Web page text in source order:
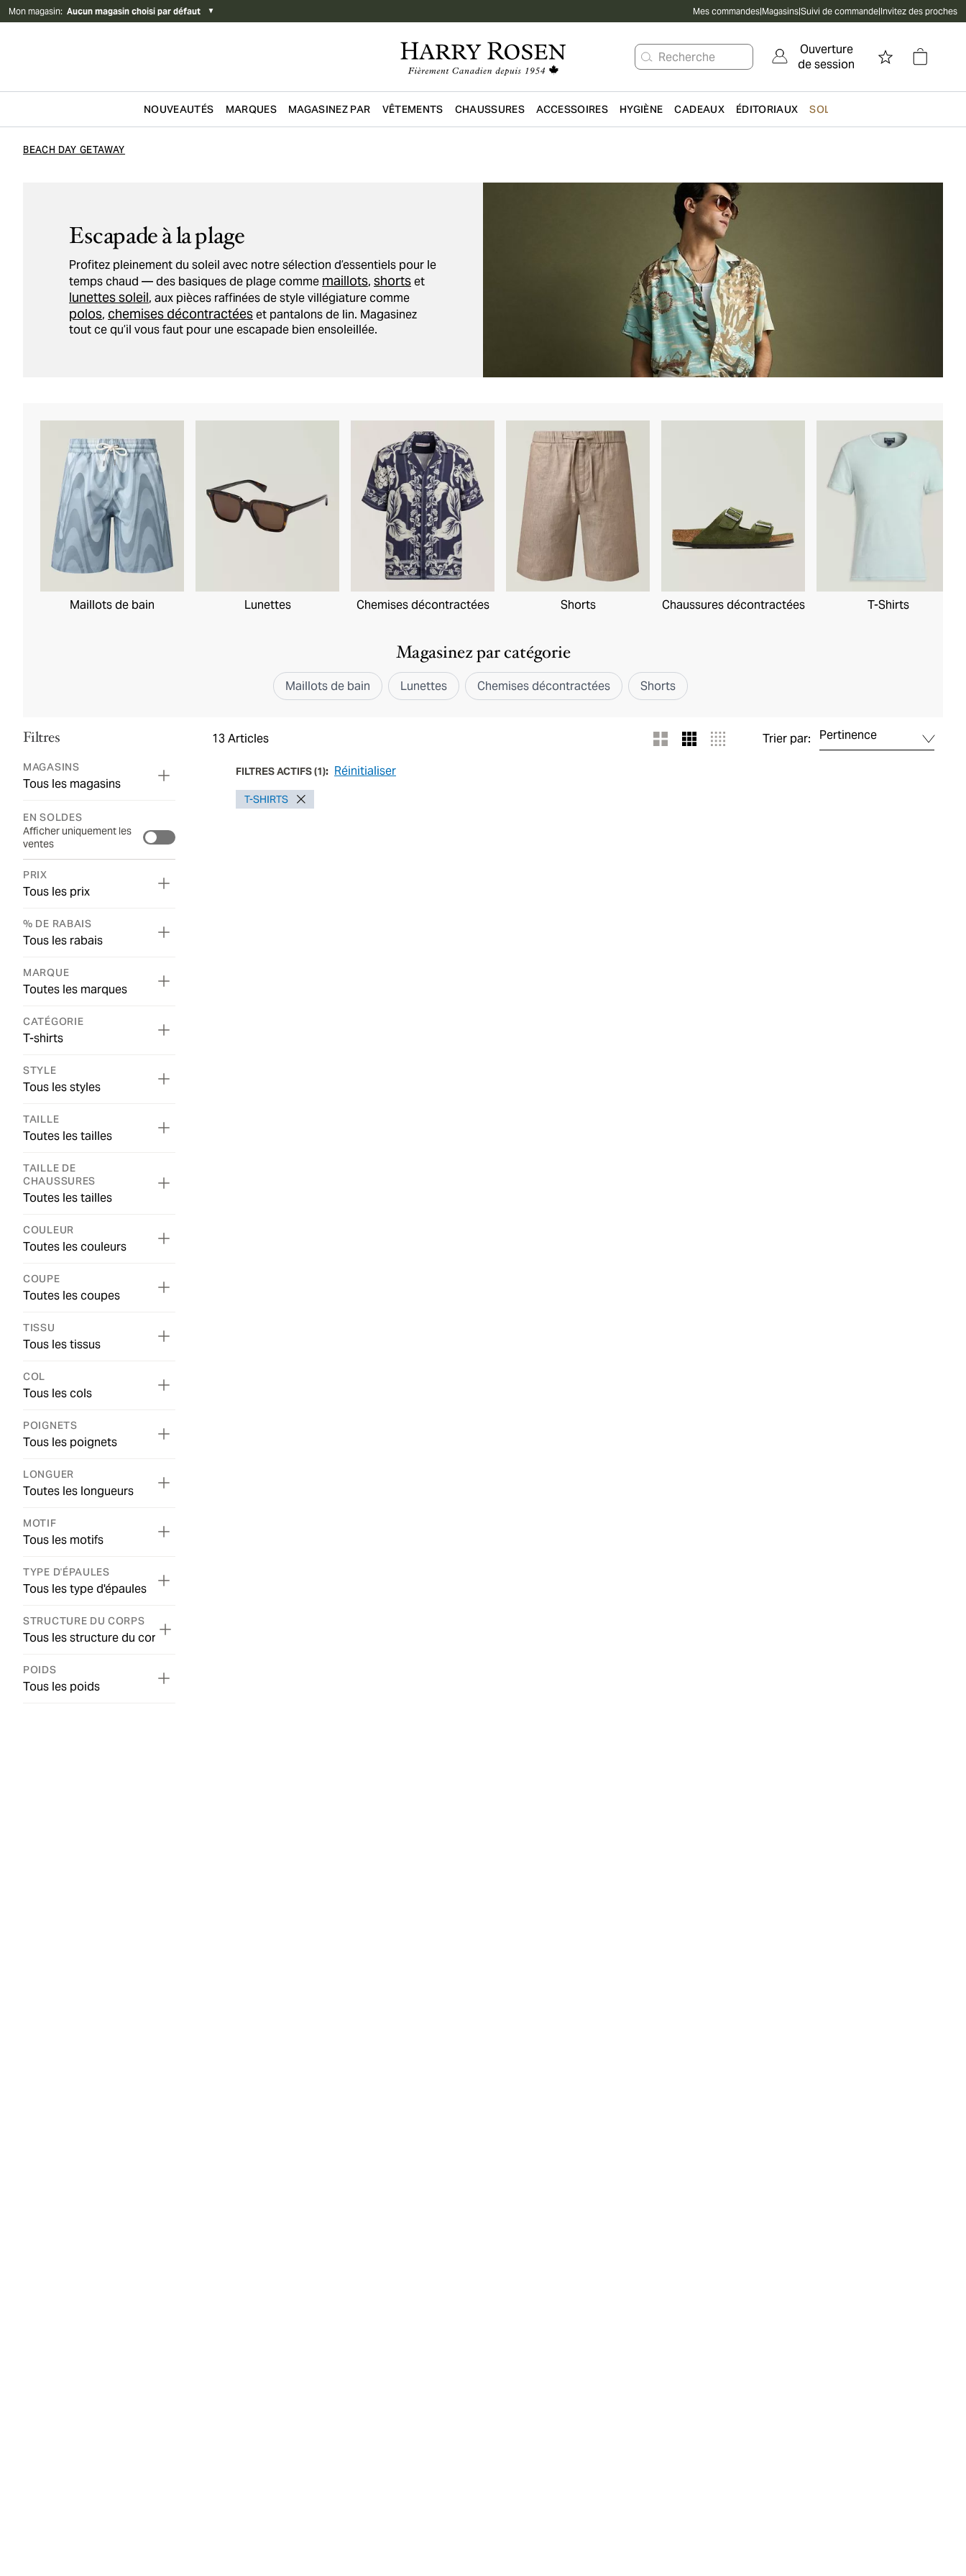
Mon magasin: Aucun magasin choisi par défaut ▼ Mes commandes|Magasins|Suivi de commande|Invitez des proches
Recherche
Ouverture
de session
Passer au contenu principal
NOUVEAUTÉS MARQUES MAGASINEZ PAR VÊTEMENTS CHAUSSURES ACCESSOIRES HYGIÈNE CADEAUX ÉDITORIAUX SOLDES
BEACH DAY GETAWAY
Escapade à la plage
Profitez pleinement du soleil avec notre sélection d’essentiels pour le
temps chaud — des basiques de plage comme maillots, shortset
lunettes soleil, aux pièces raffinées de style villégiature comme
polos, chemises décontractéeset pantalons de lin. Magasinez
tout ce qu’il vous faut pour une escapade bien ensoleillée.
Maillots de bain Lunettes Chemises décontractées Shorts Chaussures décontractées T-Shirts
Magasinez par catégorie
Maillots de bain Lunettes Chemises décontractées Shorts
13 Articles Trier par: Pertinence
Filtres
MAGASINS
Tous les magasins
EN SOLDES
Afficher uniquement les
ventes
PRIX
Tous les prix
% DE RABAIS
Tous les rabais
MARQUE
Toutes les marques
CATÉGORIE
T-shirts
STYLE
Tous les styles
TAILLE
Toutes les tailles
TAILLE DE
CHAUSSURES
Toutes les tailles
COULEUR
Toutes les couleurs
COUPE
Toutes les coupes
TISSU
Tous les tissus
COL
Tous les cols
POIGNETS
Tous les poignets
LONGUER
Toutes les longueurs
MOTIF
Tous les motifs
TYPE D'ÉPAULES
Tous les type d'épaules
STRUCTURE DU CORPS
Tous les structure du corps
POIDS
Tous les poids
FILTRES ACTIFS(1): Réinitialiser
T-SHIRTS